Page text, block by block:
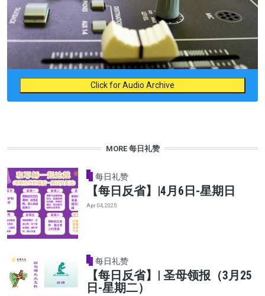
Click for Audio Archive
MORE 每日礼赞
每日礼赞
【每日反省】|4月6日-星期日
Apr 04, 2025
每日礼赞
【每日反省】| 圣母领报（3月25
日-星期二）